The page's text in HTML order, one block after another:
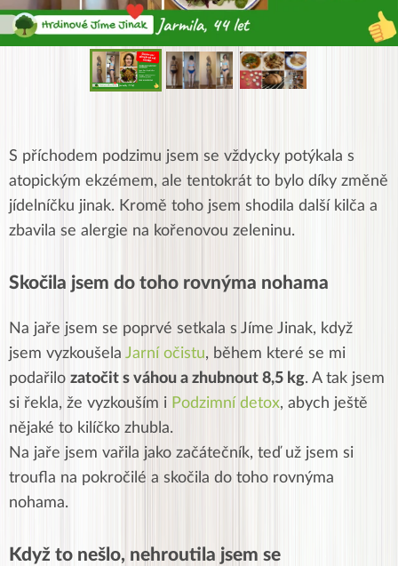
S příchodem podzimu jsem se vždycky potýkala s
atopickým ekzémem, ale tentokrát to bylo díky změně
jídelníčku jinak. Kromě toho jsem shodila další kilča a
zbavila se alergie na kořenovou zeleninu.
Skočila jsem do toho rovnýma nohama
Na jaře jsem se poprvé setkala s Jíme Jinak, když
jsem vyzkoušela Jarní očistu, během které se mi
podařilo zatočit s váhou a zhubnout 8,5 kg. A tak jsem
si řekla, že vyzkouším i Podzimní detox, abych ještě
nějaké to kilíčko zhubla.
Na jaře jsem vařila jako začátečník, teď už jsem si
troufla na pokročilé a skočila do toho rovnýma
nohama.
Když to nešlo, nehroutila jsem se